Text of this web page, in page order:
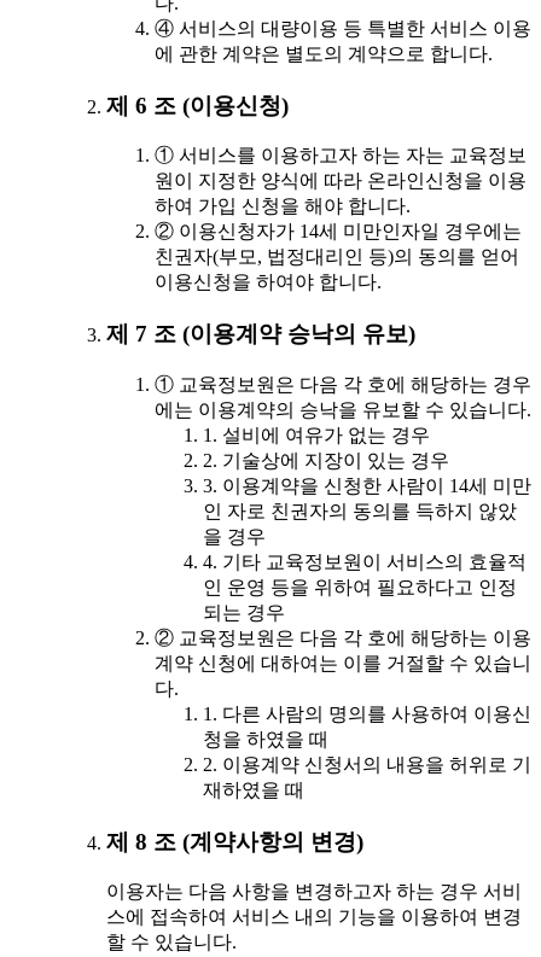
④ 서비스의 대량이용 등 특별한 서비스 이용
에 관한 계약은 별도의 계약으로 합니다.
제 6 조 (이용신청)
① 서비스를 이용하고자 하는 자는 교육정보
원이 지정한 양식에 따라 온라인신청을 이용
하여 가입 신청을 해야 합니다.
② 이용신청자가 14세 미만인자일 경우에는
친권자(부모, 법정대리인 등)의 동의를 얻어
이용신청을 하여야 합니다.
제 7 조 (이용계약 승낙의 유보)
① 교육정보원은 다음 각 호에 해당하는 경우
에는 이용계약의 승낙을 유보할 수 있습니다.
1. 설비에 여유가 없는 경우
2. 기술상에 지장이 있는 경우
3. 이용계약을 신청한 사람이 14세 미만
인 자로 친권자의 동의를 득하지 않았
을 경우
4. 기타 교육정보원이 서비스의 효율적
인 운영 등을 위하여 필요하다고 인정
되는 경우
② 교육정보원은 다음 각 호에 해당하는 이용
계약 신청에 대하여는 이를 거절할 수 있습니
다.
1. 다른 사람의 명의를 사용하여 이용신
청을 하였을 때
2. 이용계약 신청서의 내용을 허위로 기
재하였을 때
제 8 조 (계약사항의 변경)
이용자는 다음 사항을 변경하고자 하는 경우 서비
스에 접속하여 서비스 내의 기능을 이용하여 변경
할 수 있습니다.